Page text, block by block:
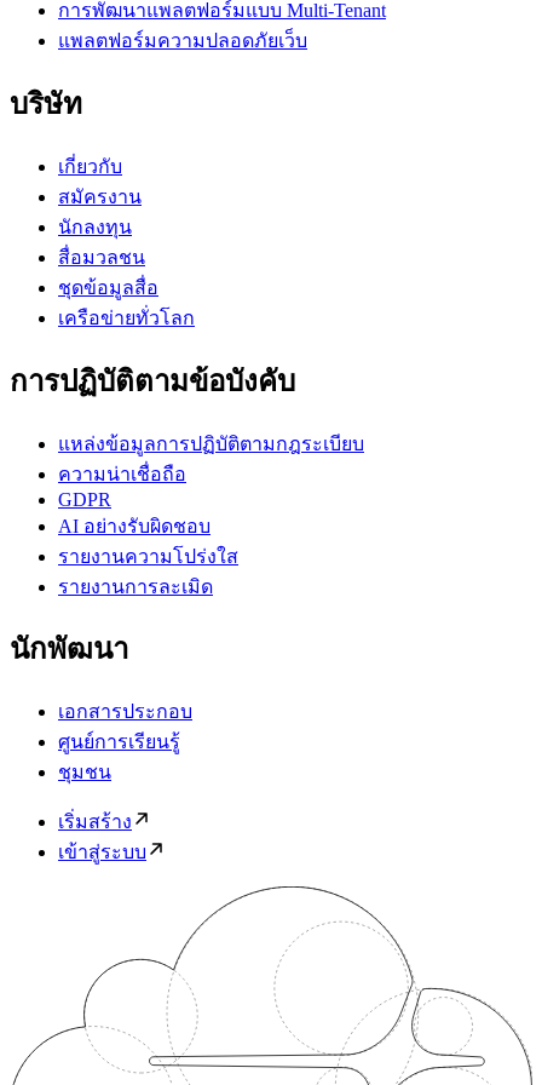
การพัฒนาแพลตฟอร์มแบบ Multi-Tenant
แพลตฟอร์มความปลอดภัยเว็บ
บริษัท
เกี่ยวกับ
สมัครงาน
นักลงทุน
สื่อมวลชน
ชุดข้อมูลสื่อ
เครือข่ายทั่วโลก
การปฏิบัติตามข้อบังคับ
แหล่งข้อมูลการปฏิบัติตามกฎระเบียบ
ความน่าเชื่อถือ
GDPR
AI อย่างรับผิดชอบ
รายงานความโปร่งใส
รายงานการละเมิด
นักพัฒนา
เอกสารประกอบ
ศูนย์การเรียนรู้
ชุมชน
เริ่มสร้าง
เข้าสู่ระบบ